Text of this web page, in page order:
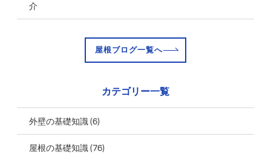
介
屋根ブログ一覧へ
カテゴリー一覧
外壁の基礎知識(6)
屋根の基礎知識(76)